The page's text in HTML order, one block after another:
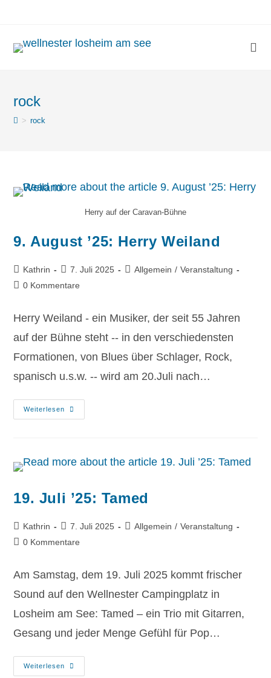
rock
> rock
Herry auf der Caravan-Bühne
9. August ’25: Herry Weiland
Kathrin 7. Juli 2025 Allgemein / Veranstaltung
0 Kommentare
Herry Weiland - ein Musiker, der seit 55 Jahren
auf der Bühne steht -- in den verschiedensten
Formationen, von Blues über Schlager, Rock,
spanisch u.s.w. -- wird am 20.Juli nach…
Weiterlesen
19. Juli ’25: Tamed
Kathrin 7. Juli 2025 Allgemein / Veranstaltung
0 Kommentare
Am Samstag, dem 19. Juli 2025 kommt frischer
Sound auf den Wellnester Campingplatz in
Losheim am See: Tamed – ein Trio mit Gitarren,
Gesang und jeder Menge Gefühl für Pop…
Weiterlesen